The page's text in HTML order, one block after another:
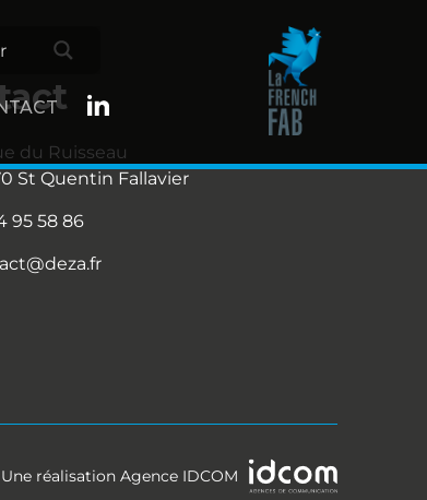
du Ruisseau
St Quentin Fallavier
95 58 86
Une réalisation Agence IDCOM